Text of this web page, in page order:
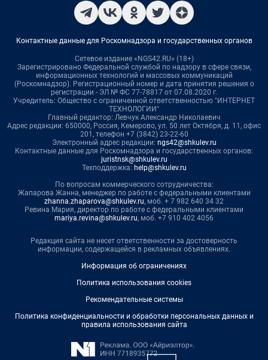
Контактные данные для Роскомнадзора и государственных органов
Сетевое издание «NGS42.RU» (18+)
Зарегистрировано Федеральной службой по надзору в сфере связи,
информационных технологий и массовых коммуникаций
(Роскомнадзор). Регистрационный номер и дата принятия решения о
регистрации - ЭЛ № ФС 77-78817 от 07.08.2020 г.
Учредитель: Общество с ограниченной ответственностью "ИНТЕРНЕТ
ТЕХНОЛОГИИ"
Главный редактор: Левчук Александр Николаевич
Адрес редакции: 650000, Россия, Кемерово, ул. 50 лет Октября, д. 11, офис
201, телефон +7 (3842) 23-22-60
Электронный адрес редакции: ngs42@shkulev.ru
Контактные данные для Роскомнадзора и государственных органов:
juristnsk@shkulev.ru
Техподдержка: help@shkulev.ru
По вопросам коммерческого сотрудничества:
Жапарова Жанна, менеджер по работе с федеральными клиентами
zhanna.zhaparova@shkulev.ru, моб. + 7 982 640 34 32
Ревина Мария, директор по работе с федеральными клиентами
mariya.revina@shkulev.ru, моб. +7 910 402 4056
Редакция сайта не несет ответственности за достоверность
информации, содержащейся в рекламных объявлениях.
Информация об ограничениях
Политика использования cookies
Рекомендательные системы
Политика конфиденциальности и обработки персональных данных и
правила использования сайта